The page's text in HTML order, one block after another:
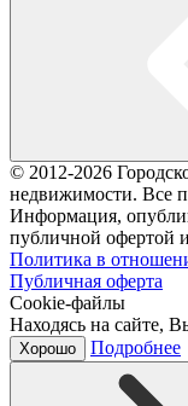
© 2012-2026
недвижимости. Все
Информация,
публичной офертой
Политика в
Публичная оферта
Cookie-файлы
Находясь на сайте,
Хорошо Подробнее